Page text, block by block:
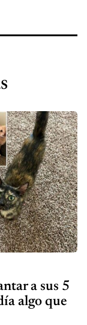
a sus 5
algo que